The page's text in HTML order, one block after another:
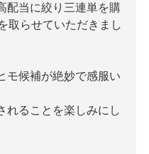
配当に絞り三連単を購
取らせていただきまし
モ候補が絶妙で感服い
れることを楽しみにし